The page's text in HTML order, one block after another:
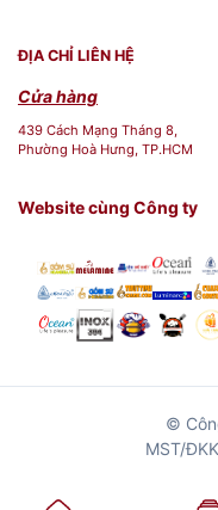
Quận 10, Thành
Hotline: 0768
ĐỊA CHỈ LIÊN HỆ
Cửa hàng
439 Cách Mạng Tháng 8,
Phường Hoà Hưng, TP.HCM
Website cùng Công ty
©
MST/